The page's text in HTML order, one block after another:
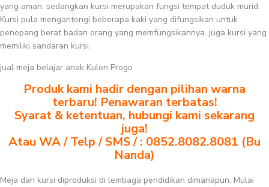
yang aman. sedangkan kursi merupakan fungsi tempat duduk murid.
Kursi pula mengantongi beberapa kaki yang difungsikan untuk
penopang berat badan orang yang memfungsikannya. juga kursi yang
memiliki sandaran kursi.
jual meja belajar anak Kulon Progo
Produk kami hadir dengan pilihan warna
terbaru! Penawaran terbatas!
Syarat & ketentuan, hubungi kami sekarang
juga!
Atau WA / Telp / SMS / : 0852.8082.8081 (Bu
Nanda)
Meja dan kursi diproduksi di lembaga pendidikan dimanapun. Mulai